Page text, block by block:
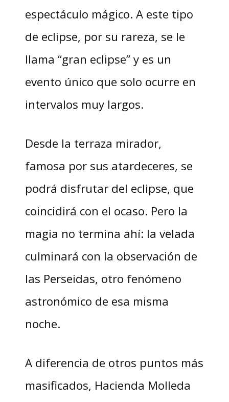
espectáculo mágico. A este tipo
de eclipse, por su rareza, se le
llama “gran eclipse” y es un
evento único que solo ocurre en
intervalos muy largos.
Desde la terraza mirador,
famosa por sus atardeceres, se
podrá disfrutar del eclipse, que
coincidirá con el ocaso. Pero la
magia no termina ahí: la velada
culminará con la observación de
las Perseidas, otro fenómeno
astronómico de esa misma
noche.
A diferencia de otros puntos más
masificados, Hacienda Molleda